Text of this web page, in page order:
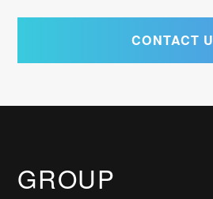
CONTACT
GROUP